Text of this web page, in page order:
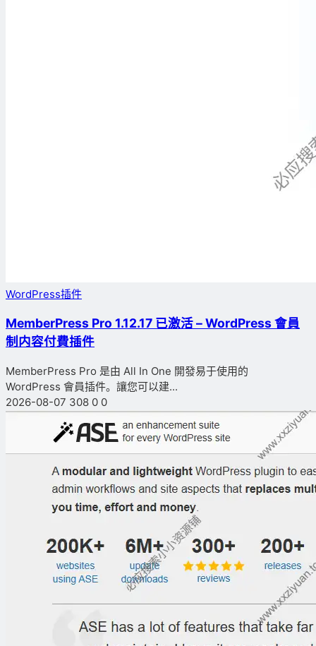
WordPress插件
MemberPress Pro 1.12.17 已激活 – WordPress 會員
制内容付費插件
MemberPress Pro 是由 All In One 開發易于使用的
WordPress 會員插件。讓您可以建...
2026-08-07 308 0 0